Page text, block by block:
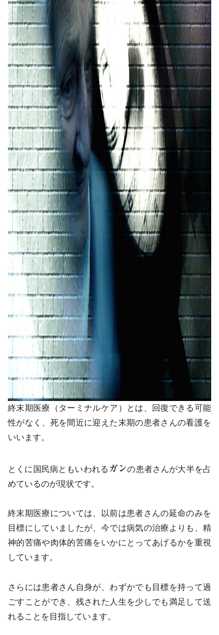
終末期医療（ターミナルケア）とは、回復できる可能
性がなく、死を間近に迎えた末期の患者さんの看護を
いいます。
とくに国民病ともいわれる ガンの患者さんが大半を占
めているのが現状です。
終末期医療については、以前は患者さんの延命のみを
目標にしていましたが、今では病気の治療よりも、精
神的苦痛や肉体的苦痛をいかにとってあげるかを重視
しています。
さらには患者さん自身が、わずかでも目標を持って過
ごすことができ、残された人生を少しでも満足して送
れることを目指しています。